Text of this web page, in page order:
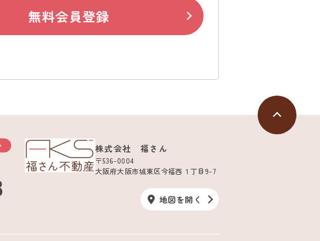
無料会員登録
株式会社 福さん
〒536-0004
大阪府大阪市城東区今福西１丁目9-7
地図を開く